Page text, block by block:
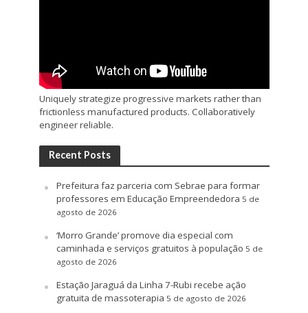
Uniquely strategize progressive markets rather than
frictionless manufactured products. Collaboratively
engineer reliable.
Recent Posts
Prefeitura faz parceria com Sebrae para formar
professores em Educação Empreendedora 5 de
agosto de 2026
‘Morro Grande’ promove dia especial com
caminhada e serviços gratuitos à população 5 de
agosto de 2026
Estação Jaraguá da Linha 7-Rubi recebe ação
gratuita de massoterapia 5 de agosto de 2026